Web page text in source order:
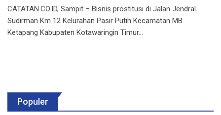
CATATAN.CO.ID, Sampit – Bisnis prostitusi di Jalan Jendral
Sudirman Km 12 Kelurahan Pasir Putih Kecamatan MB
Ketapang Kabupaten Kotawaringin Timur…
Populer